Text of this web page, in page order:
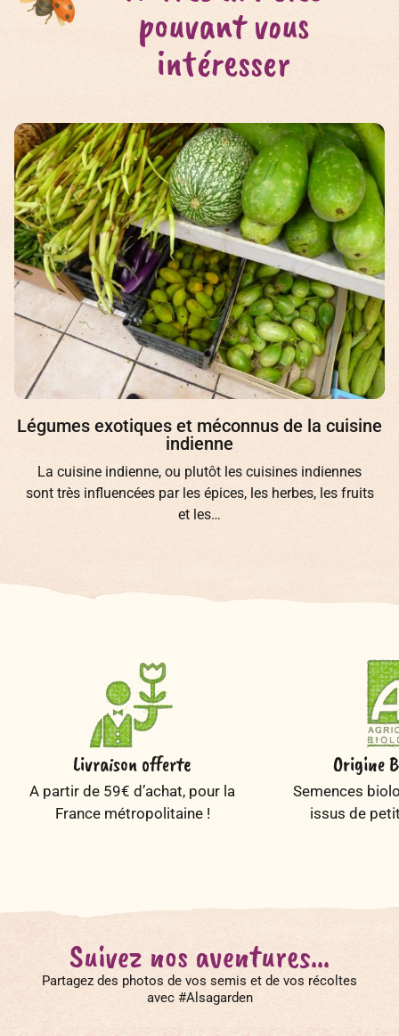
pouvant vous
intéresser
Légumes exotiques et méconnus de la cuisine
indienne
La cuisine indienne, ou plutôt les cuisines indiennes
sont très influencées par les épices, les herbes, les fruits
et les…
Livraison offerte
A partir de 59€ d’achat, pour la
France métropolitaine !
Origine
Semences
issus de
Suivez nos aventures...
Partagez des photos de vos semis et de vos récoltes
avec #Alsagarden